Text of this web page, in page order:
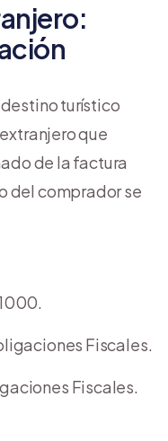
turístico
que
de la factura
del comprador se
Fiscales.
Fiscales.